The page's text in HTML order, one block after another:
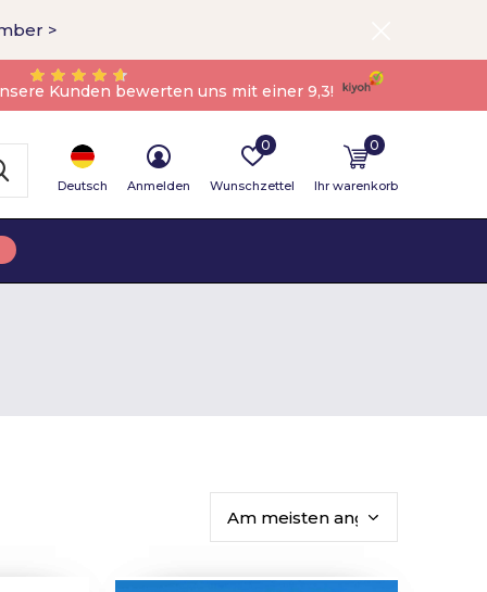
Deutsch Anmelden Wunschzettel
0
Ihr warenkorb
0
Kunden bewerten uns mit einer 9,3!
>